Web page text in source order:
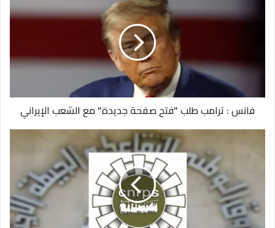
فانس : ترامب طلب "فتح صفحة جديدة" مع الشعب الإيراني